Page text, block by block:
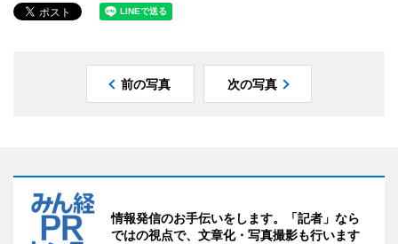
前の写真 次の写真
情報発信のお手伝いをします。「記者」なら
ではの視点で、文章化・写真撮影も行います